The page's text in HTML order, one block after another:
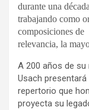
durante una
trabajando como
composiciones de
relevancia, la
A 200 años de
Usach presentará
repertorio que
proyecta su